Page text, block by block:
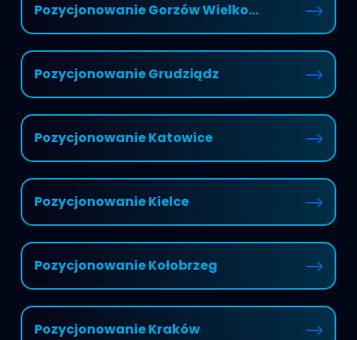
Pozycjonowanie Gorzów Wielko...
Pozycjonowanie Grudziądz
Pozycjonowanie Katowice
Pozycjonowanie Kielce
Pozycjonowanie Kołobrzeg
Pozycjonowanie Kraków